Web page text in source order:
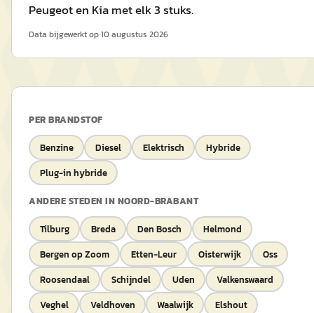
Peugeot en Kia met elk 3 stuks.
Data bijgewerkt op10 augustus 2026
PER BRANDSTOF
Benzine Diesel Elektrisch
Hybride
Plug-in hybride
ANDERE STEDEN IN NOORD-BRABANT
Tilburg Breda Den Bosch
Helmond
Bergen op Zoom
Etten-Leur Oisterwijk
Oss
Roosendaal
Schijndel Uden
Valkenswaard
Veghel
Veldhoven Waalwijk Elshout